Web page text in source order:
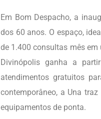
Em Bom Despacho, a
dos 60 anos. O espaço,
de 1.400 consultas mês
Divinópolis ganha a
atendimentos gratuitos
contemporâneo, a Una
equipamentos de ponta.